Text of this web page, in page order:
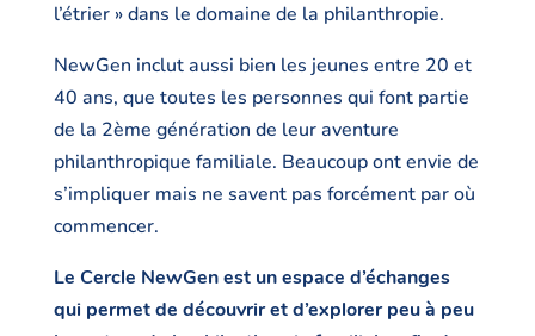
l’étrier » dans le domaine de la philanthropie.
NewGen inclut aussi bien les jeunes entre 20 et
40 ans, que toutes les personnes qui font partie
de la 2ème génération de leur aventure
philanthropique familiale. Beaucoup ont envie de
s’impliquer mais ne savent pas forcément par où
commencer.
Le Cercle NewGen est un espace d’échanges
qui permet de découvrir et d’explorer peu à peu